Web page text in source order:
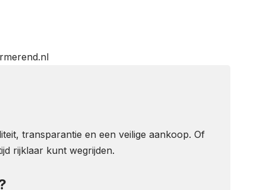
transparantie en een veilige aankoop. Of
rijklaar kunt wegrijden.